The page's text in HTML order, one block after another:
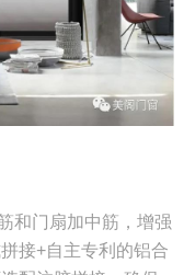
门扇加中筋，增强
接+自主专利的铝合